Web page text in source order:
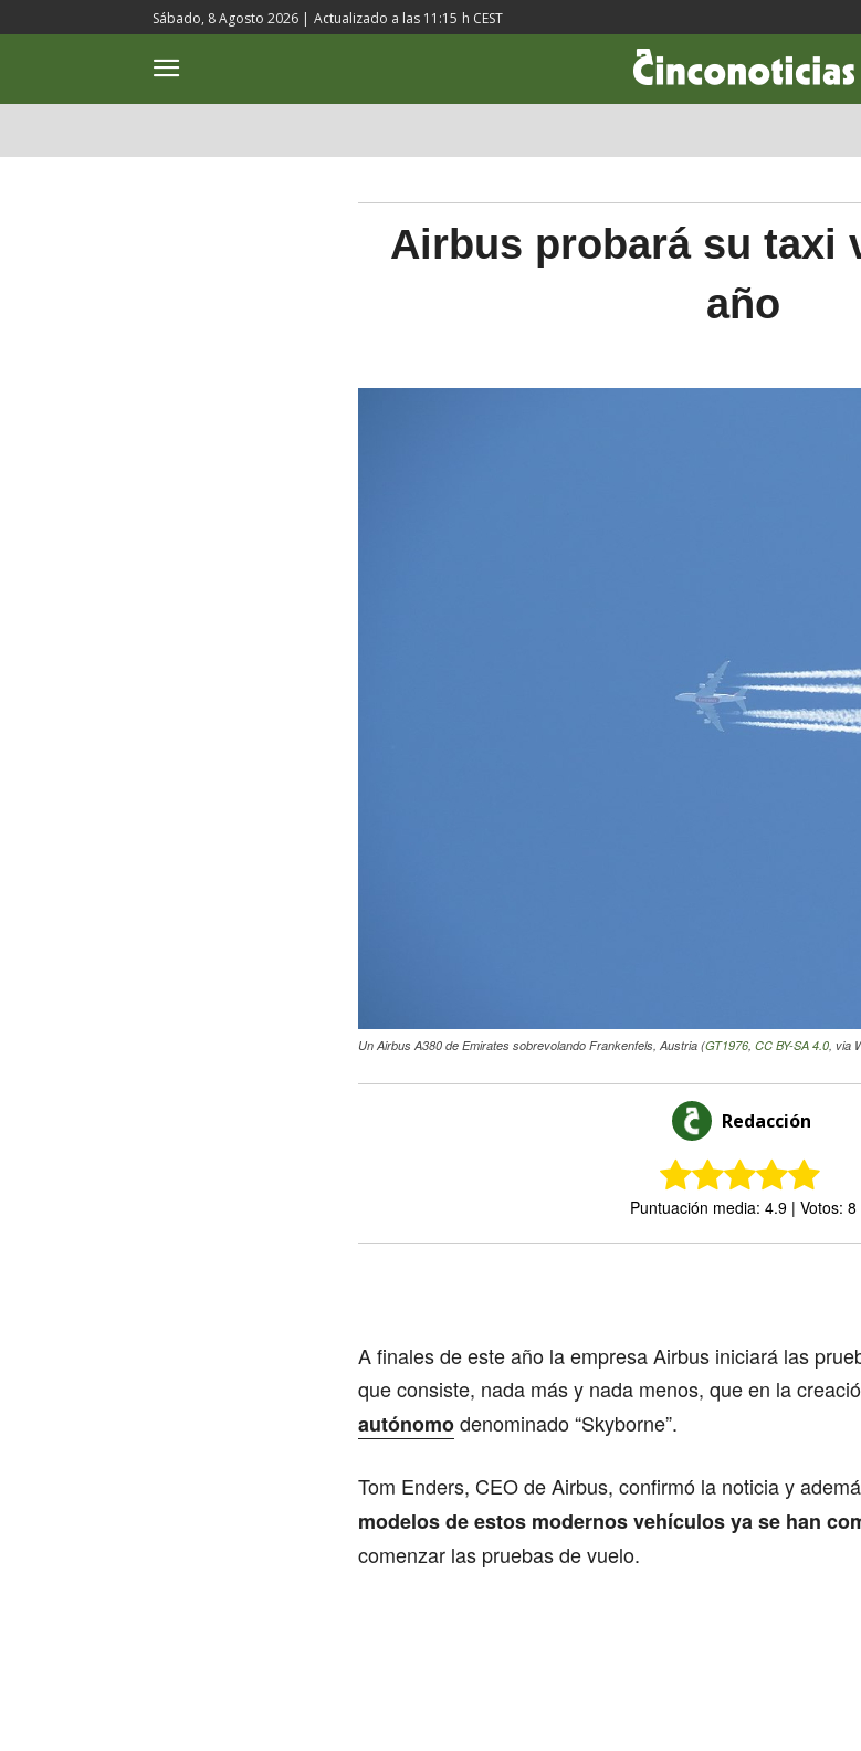
Sábado, 8 Agosto 2026 | Actualizado a las 11:15 h CEST
Airbus probará su taxi
año
Un Airbus A380 de Emirates sobrevolando Frankenfels, Austria (GT1976, CC BY-SA 4.0, via
Redacción
Puntuación media: 4.9 | Votos: 8
A finales de este año la empresa Airbus iniciará las
que consiste, nada más y nada menos, que en la
autónomodenominado “Skyborne”.
Tom Enders, CEO de Airbus, confirmó la noticia y
modelos de estos modernos vehículos ya se han
comenzar las pruebas de vuelo.